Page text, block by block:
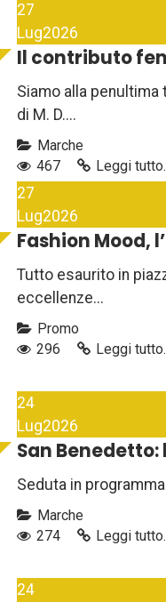
27
Lug2026
Il contributo
Siamo alla penultima
di M. D....
Marche
467
Leggi
27
Lug2026
Fashion Mood,
Tutto esaurito in
eccellenze...
Promo
296
Leggi
24
Lug2026
San Benedetto:
Seduta in
Marche
274
Leggi
24